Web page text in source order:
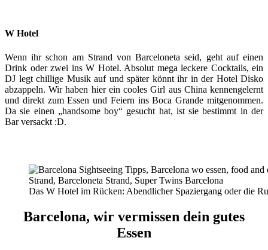
W Hotel
Wenn ihr schon am Strand von Barceloneta seid, geht auf einen
Drink oder zwei ins W Hotel. Absolut mega leckere Cocktails, ein
DJ legt chillige Musik auf und später könnt ihr in der Hotel Disko
abzappeln. Wir haben hier ein cooles Girl aus China kennengelernt
und direkt zum Essen und Feiern ins Boca Grande mitgenommen.
Da sie einen „handsome boy“ gesucht hat, ist sie bestimmt in der
Bar versackt :D.
Das W Hotel im Rücken: Abendlicher Spaziergang oder die
Barcelona, wir vermissen dein gutes
Essen